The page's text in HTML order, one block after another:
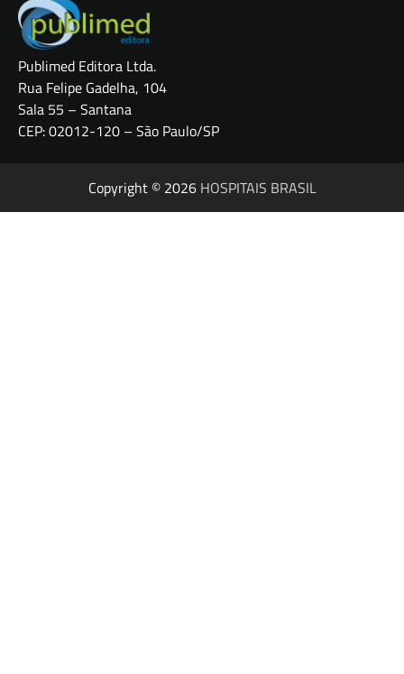
Publimed Editora Ltda.
Rua Felipe Gadelha, 104
Sala 55 – Santana
CEP: 02012-120 – São Paulo/SP
Copyright © 2026 HOSPITAIS BRASIL